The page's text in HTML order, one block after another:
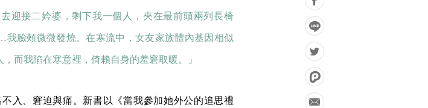
迎接二妗婆，剩下我一個人，夾在最前頭兩列長椅
臉頰微微發燒。在寒流中，女友家族體內基因相似
而我陷在寒意裡，倚賴自身的羞窘取暖。」
入、窘迫與痛。新書以《當我參加她外公的追思禮